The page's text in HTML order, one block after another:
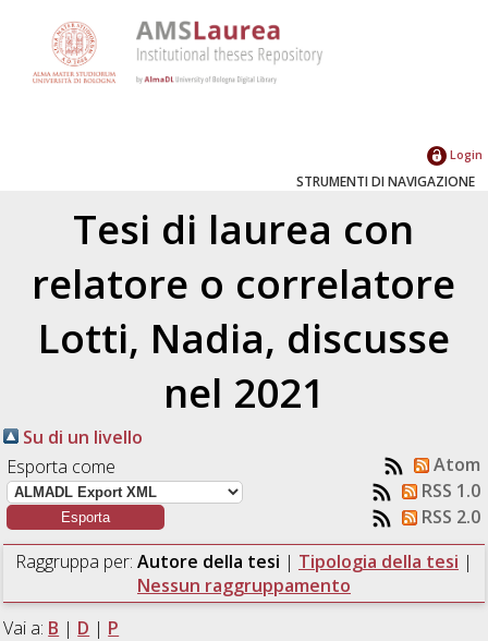
Login
STRUMENTI DI NAVIGAZIONE
Tesi di laurea con
relatore o correlatore
Lotti, Nadia, discusse
nel 2021
Su di un livello
Esporta come
Atom
RSS 1.0
RSS 2.0
Raggruppa per: Autore della tesi | Tipologia della tesi |
Nessun raggruppamento
Vai a: B | D | P